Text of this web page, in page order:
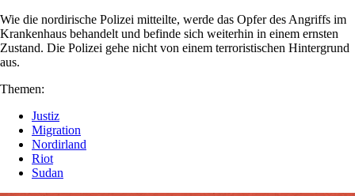
Wie die nordirische Polizei mitteilte, werde das Opfer des Angriffs im
Krankenhaus behandelt und befinde sich weiterhin in einem ernsten
Zustand. Die Polizei gehe nicht von einem terroristischen Hintergrund
aus.
Themen:
Justiz
Migration
Nordirland
Riot
Sudan